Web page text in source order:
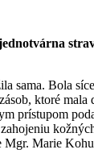
Bola
ktoré
prístupom
Mgr. Marie